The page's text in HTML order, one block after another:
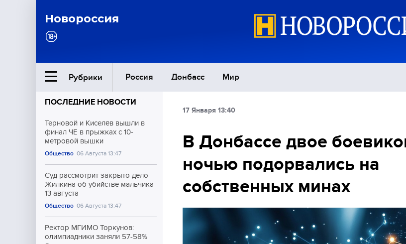
Новороссия
Рубрики Россия Донбасс Мир
Ближний Восток
Общество
Экономика
Культура
Спорт
ПОСЛЕДНИЕ НОВОСТИ
Терновой и Киселёв вышли в
финал ЧЕ в прыжках с 10-
метровой вышки
Общество 06 Августа 13:47
Суд рассмотрит закрыто дело
Жилкина об убийстве мальчика
13 августа
Общество 06 Августа 13:47
Ректор МГИМО Торкунов:
олимпиадники заняли 57-58%
17 Января 13:40
В Донбассе двое
ночью подорвались на
собственных минах